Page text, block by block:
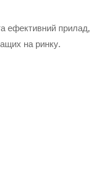
ефективний прилад,
на ринку.